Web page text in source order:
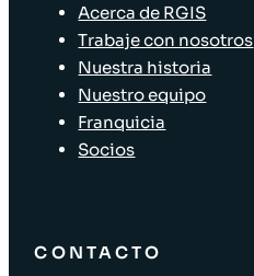
Acerca de RGIS
Trabaje con nosotros
Nuestra historia
Nuestro equipo
Franquicia
Socios
CONTACTO